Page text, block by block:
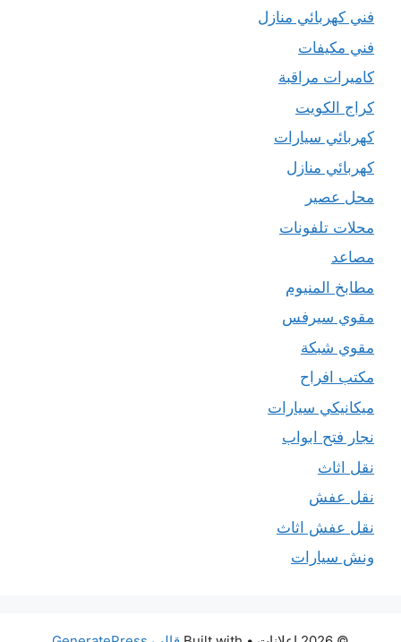
فني كهربائي منازل
فني مكيفات
كاميرات مراقبة
كراج الكويت
كهربائي سيارات
كهربائي منازل
محل عصير
محلات تلفونات
مصاعد
مطابخ المنيوم
مقوي سيرفس
مقوي شبكة
مكتب افراح
ميكانيكي سيارات
نجار فتح ابواب
نقل اثاث
نقل عفش
نقل عفش اثاث
ونش سيارات